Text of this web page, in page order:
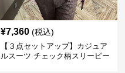
¥7,360 (税込)
【３点セットアップ】カジュア
ルスーツ チェック柄スリーピー